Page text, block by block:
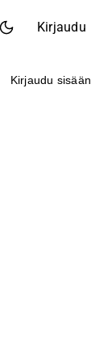
Kirjaudu
Kirjaudu sisään